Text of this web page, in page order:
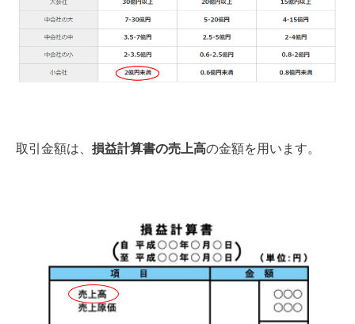
取引金額は、 損益計算書の売上高の金額を用います。